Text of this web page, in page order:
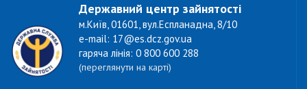
Державний центр зайнятості
м.Київ, 01601, вул.Еспланадна, 8/10
e-mail: 17@es.dcz.gov.ua
гаряча лінія: 0 800 600 288
(переглянути на карті)